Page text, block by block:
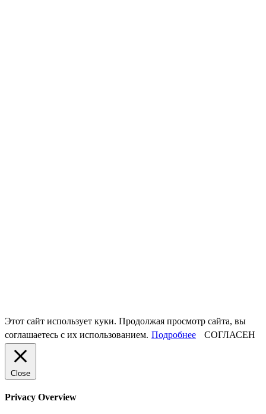
Этот сайт использует куки. Продолжая просмотр сайта, вы
соглашаетесь с их использованием. Подробнее СОГЛАСЕН
Close
Privacy Overview